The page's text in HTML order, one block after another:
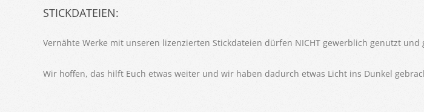
STICKDATEIEN:
Vernähte Werke mit unseren lizenzierten Stickdateien dürfen NICHT gewerblich genutzt und
Wir hoffen, das hilft Euch etwas weiter und wir haben dadurch etwas Licht ins Dunkel